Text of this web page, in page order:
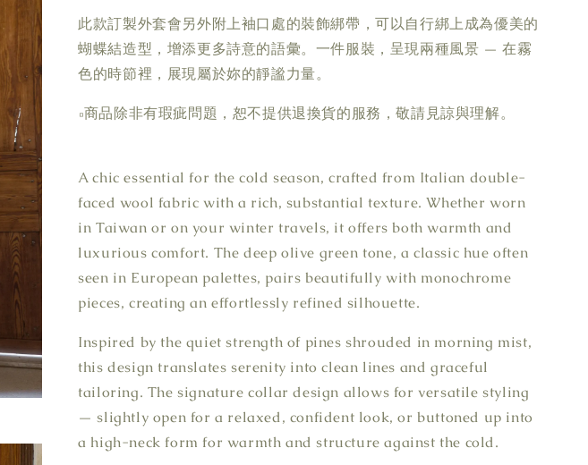
此款訂製外套會另外附上袖口處的裝飾綁帶，可以自行綁上成為優美的
蝴蝶結造型，增添更多詩意的語彙。一件服裝，呈現兩種風景 — 在霧
色的時節裡，展現屬於妳的靜謐力量。
▫商品除非有瑕疵問題，恕不提供退換貨的服務，敬請見諒與理解。
A chic essential for the cold season, crafted from Italian double-
faced wool fabric with a rich, substantial texture. Whether worn
in Taiwan or on your winter travels, it offers both warmth and
luxurious comfort. The deep olive green tone, a classic hue often
seen in European palettes, pairs beautifully with monochrome
pieces, creating an effortlessly refined silhouette.
Inspired by the quiet strength of pines shrouded in morning mist,
this design translates serenity into clean lines and graceful
tailoring. The signature collar design allows for versatile styling
— slightly open for a relaxed, confident look, or buttoned up into
a high-neck form for warmth and structure against the cold.